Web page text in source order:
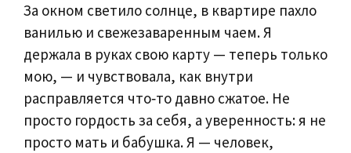
За окном светило солнце, в квартире пахло
ванилью и свежезаваренным чаем. Я
держала в руках свою карту — теперь только
мою, — и чувствовала, как внутри
расправляется что‑то давно сжатое. Не
просто гордость за себя, а уверенность: я не
просто мать и бабушка. Я — человек,